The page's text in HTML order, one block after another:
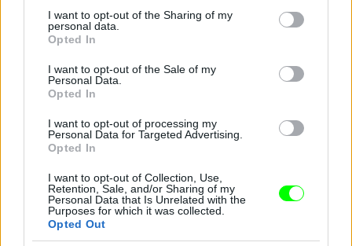
not limited to your visit or usage behaviour. You may click to
grant or deny consent to Google and its third-party tags to
use your data for below specified purposes in below Google
consent section.
I want to opt-out of the Sharing of my
personal data.
Opted In
I want to opt-out of the Sale of my
Personal Data.
Opted In
I want to opt-out of processing my
Personal Data for Targeted Advertising.
Opted In
I want to opt-out of Collection, Use,
Retention, Sale, and/or Sharing of my
Personal Data that Is Unrelated with the
Purposes for which it was collected.
Opted Out
Jön még kép!